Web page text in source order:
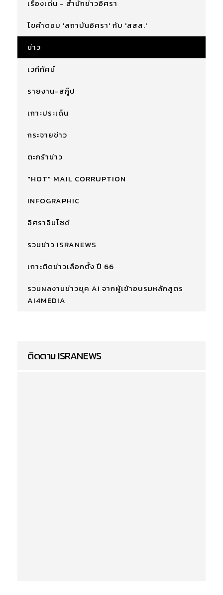
เรื่องเด่น - สำนักข่าวอิศรา
ไขคำตอบ 'สถาบันอิศรา' กับ 'สสส.'
ข่าว
เวทีทัศน์
รายงาน-สกู๊ป
เกาะประเด็น
กระจายข่าว
ตะกร้าข่าว
"HOT" MAIL CORRUPTION
INFOGRAPHIC
อิศราอินไซด์
รวมข่าว ISRANEWS
เกาะติดข่าวเลือกตั้ง ปี 66
รวมผลงานข่าวยุค AI จากผู้เข้าอบรมหลักสูตร
AI4MEDIA
ติดตาม ISRANEWS